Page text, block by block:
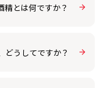
精とは何ですか？
どうしてですか？